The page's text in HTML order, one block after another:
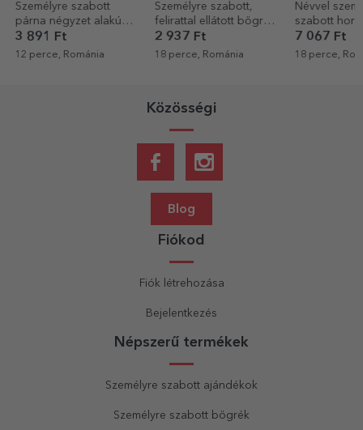
Személyre szabott
párna négyzet alakú
fotóval
3 891 Ft
12 perce, Románia
Személyre szabott,
felirattal ellátott bögre –
Kpop
2 937 Ft
18 perce, Románia
Névvel
szabott
termosz
szívószállal -
7 067 Ft
18 perce,
Közösségi
Blog
Fiókod
Fiók létrehozása
Bejelentkezés
Népszerű termékek
Személyre szabott ajándékok
Személyre szabott bögrék